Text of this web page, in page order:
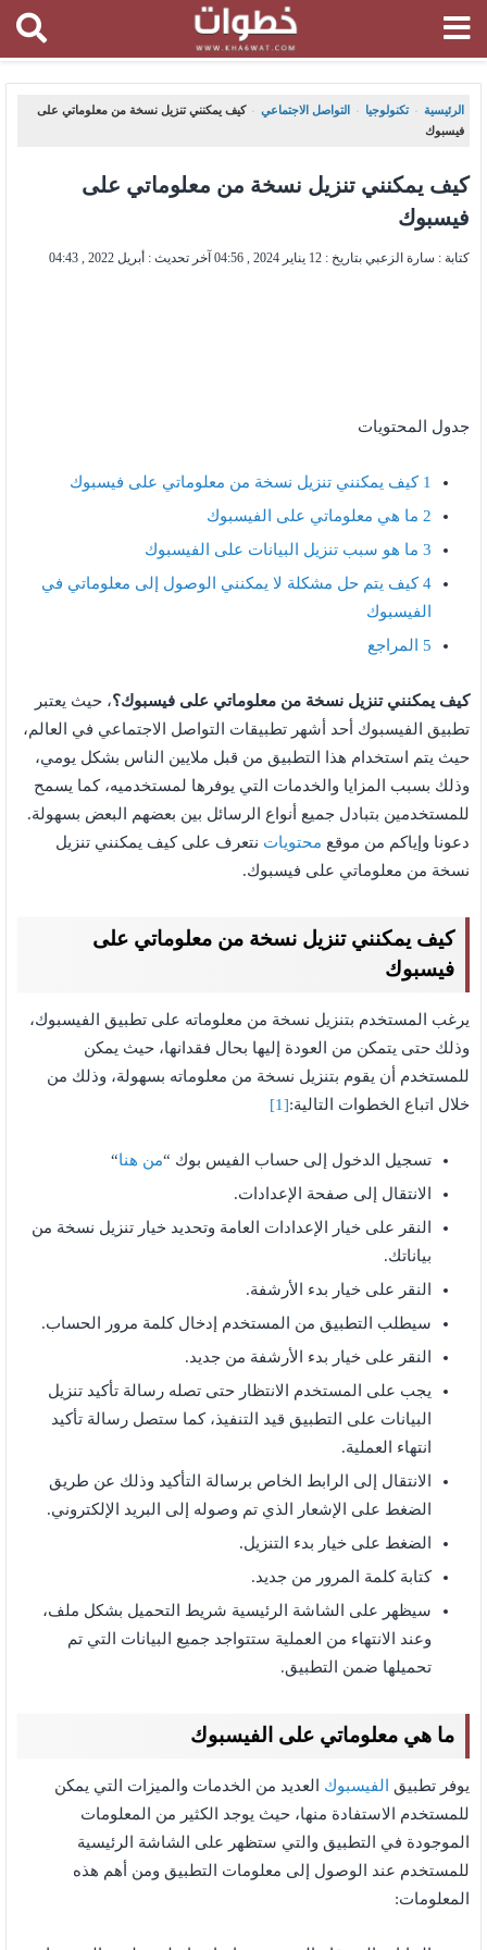
الرئيسية ، تكنولوجيا ، التواصل الاجتماعي ،
كيف يمكنني تنزيل نسخة من معلوماتي على
فيسبوك
كيف يمكنني تنزيل نسخة من معلوماتي على
فيسبوك
كتابة : سارة الزعبي بتاريخ : 12 يناير 2024 , 04:56 آخر تحديث : أبريل 2022 , 04:43
جدول المحتويات
1 كيف يمكنني تنزيل نسخة من معلوماتي على فيسبوك
2 ما هي معلوماتي على الفيسبوك
3 ما هو سبب تنزيل البيانات على الفيسبوك
4كيف يتم حل مشكلة لا يمكنني الوصول إلى معلوماتي في
الفيسبوك
5 المراجع
كيف يمكنني تنزيل نسخة من معلوماتي على فيسبوك؟، حيث يعتبر
تطبيق الفيسبوك أحد أشهر تطبيقات التواصل الاجتماعي في العالم،
حيث يتم استخدام هذا التطبيق من قبل ملايين الناس بشكل يومي،
وذلك بسبب المزايا والخدمات التي يوفرها لمستخدميه، كما يسمح
للمستخدمين بتبادل جميع أنواع الرسائل بين بعضهم البعض بسهولة.
دعونا وإياكم من موقع محتويات نتعرف على كيف يمكنني تنزيل
نسخة من معلوماتي على فيسبوك.
كيف يمكنني تنزيل نسخة من معلوماتي على
فيسبوك
يرغب المستخدم بتنزيل نسخة من معلوماته على تطبيق الفيسبوك،
وذلك حتى يتمكن من العودة إليها بحال فقدانها، حيث يمكن
للمستخدم أن يقوم بتنزيل نسخة من معلوماته بسهولة، وذلك من
خلال اتباع الخطوات التالية:[1]
تسجيل الدخول إلى حساب الفيس بوك “من هنا“
الانتقال إلى صفحة الإعدادات.
النقر على خيار الإعدادات العامة وتحديد خيار تنزيل نسخة من
بياناتك.
النقر على خيار بدء الأرشفة.
سيطلب التطبيق من المستخدم إدخال كلمة مرور الحساب.
النقر على خيار بدء الأرشفة من جديد.
يجب على المستخدم الانتظار حتى تصله رسالة تأكيد تنزيل
البيانات على التطبيق قيد التنفيذ، كما ستصل رسالة تأكيد
انتهاء العملية.
الانتقال إلى الرابط الخاص برسالة التأكيد وذلك عن طريق
الضغط على الإشعار الذي تم وصوله إلى البريد الإلكتروني.
الضغط على خيار بدء التنزيل.
كتابة كلمة المرور من جديد.
سيظهر على الشاشة الرئيسية شريط التحميل بشكل ملف،
وعند الانتهاء من العملية ستتواجد جميع البيانات التي تم
تحميلها ضمن التطبيق.
ما هي معلوماتي على الفيسبوك
يوفر تطبيق الفيسبوك العديد من الخدمات والميزات التي يمكن
للمستخدم الاستفادة منها، حيث يوجد الكثير من المعلومات
الموجودة في التطبيق والتي ستظهر على الشاشة الرئيسية
للمستخدم عند الوصول إلى معلومات التطبيق ومن أهم هذه
المعلومات: